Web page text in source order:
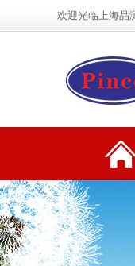
欢迎光临上海品